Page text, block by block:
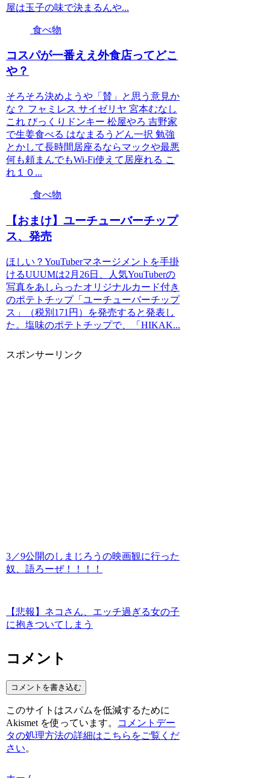
屋は玉子の味で決まるんや...
食べ物
コスパが一番ええ外食店ってどこ
や？
そろそろ決めようや「賛」と思う意見か
な？ フャミレス サイゼリヤ 宮本むなし
これ びっくりドンキー 松屋やろ 吉野家
で生姜食べる はなまるうどん一択 勉強
とかして長時間居座るならマックや最悪
何も頼まんでもWi-Fi使えて居座れる こ
れ１０...
食べ物
【おまけ】ユーチューバーチップ
ス、発売
ほしい？YouTuberマネージメントを手掛
けるUUUMは2月26日、人気YouTuberの
写真をあしらったオリジナルカード付き
のポテトチップ「ユーチューバーチップ
ス」（税別171円）を発売すると発表し
た。塩味のポテトチップで、「HIKAK...
スポンサーリンク
3／9公開のしまじろうの映画観に行った
奴、語ろーぜ！！！！
【悲報】ネコさん、エッチ過ぎる女の子
に抱きついてしまう
コメント
コメントを書き込む
このサイトはスパムを低減するために
Akismet を使っています。
コメントデー
タの処理方法の詳細はこちらをご覧くだ
さい。